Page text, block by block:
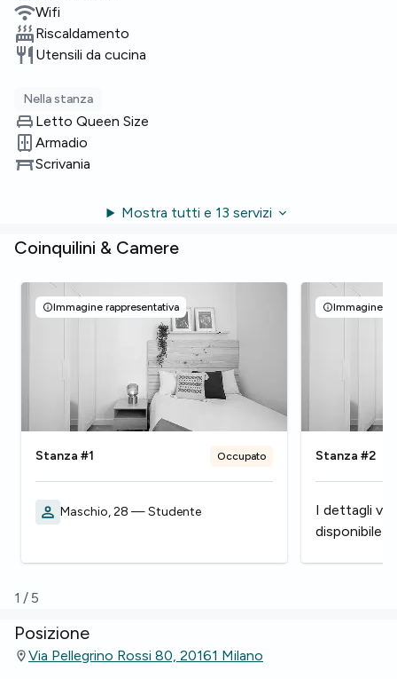
Wifi
Riscaldamento
Utensili da cucina
Nella stanza
Letto Queen Size
Armadio
Scrivania
Mostra tutti e 13 servizi
Coinquilini & Camere
Immagine rappresentativa
Stanza #1 Occupato
Maschio, 28 — Studente
Immagine
Stanza #2
I dettagli
disponibile
1/ 5
Posizione
Via Pellegrino Rossi 80, 20161 Milano